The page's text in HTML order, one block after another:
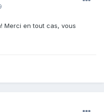
Merci en tout cas, vous